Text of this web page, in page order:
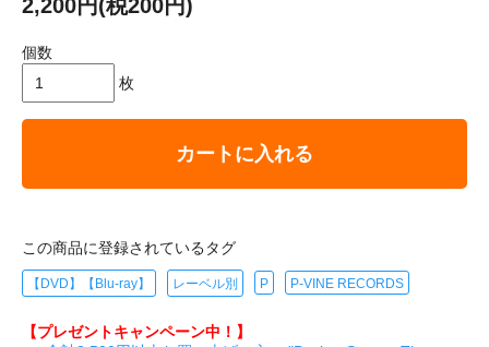
2,200円(税200円)
個数
枚
カートに入れる
この商品に登録されているタグ
【DVD】【Blu-ray】 レーベル別 P P-VINE RECORDS
【プレゼントキャンペーン中！】